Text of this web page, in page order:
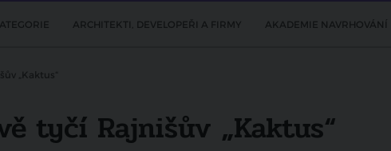
ARCHITEKTI, DEVELOPEŘI A FIRMY AKADEMIE NAVRHOVÁNÍ
„Kaktus“
tyčí Rajnišův „Kaktus“